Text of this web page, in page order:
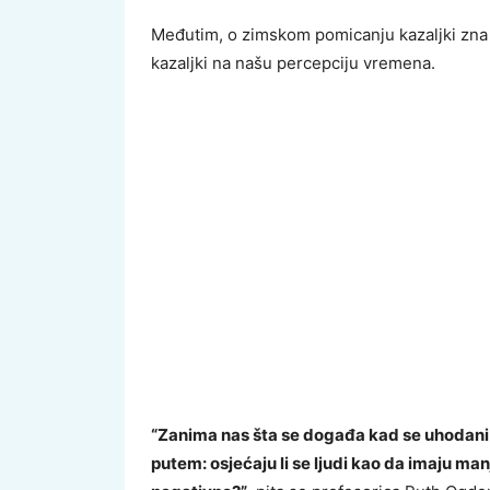
Međutim, o zimskom pomicanju kazaljki
kazaljki na našu percepciju vremena.
“Zanima nas šta se događa kad se
putem: osjećaju li se ljudi kao da imaju